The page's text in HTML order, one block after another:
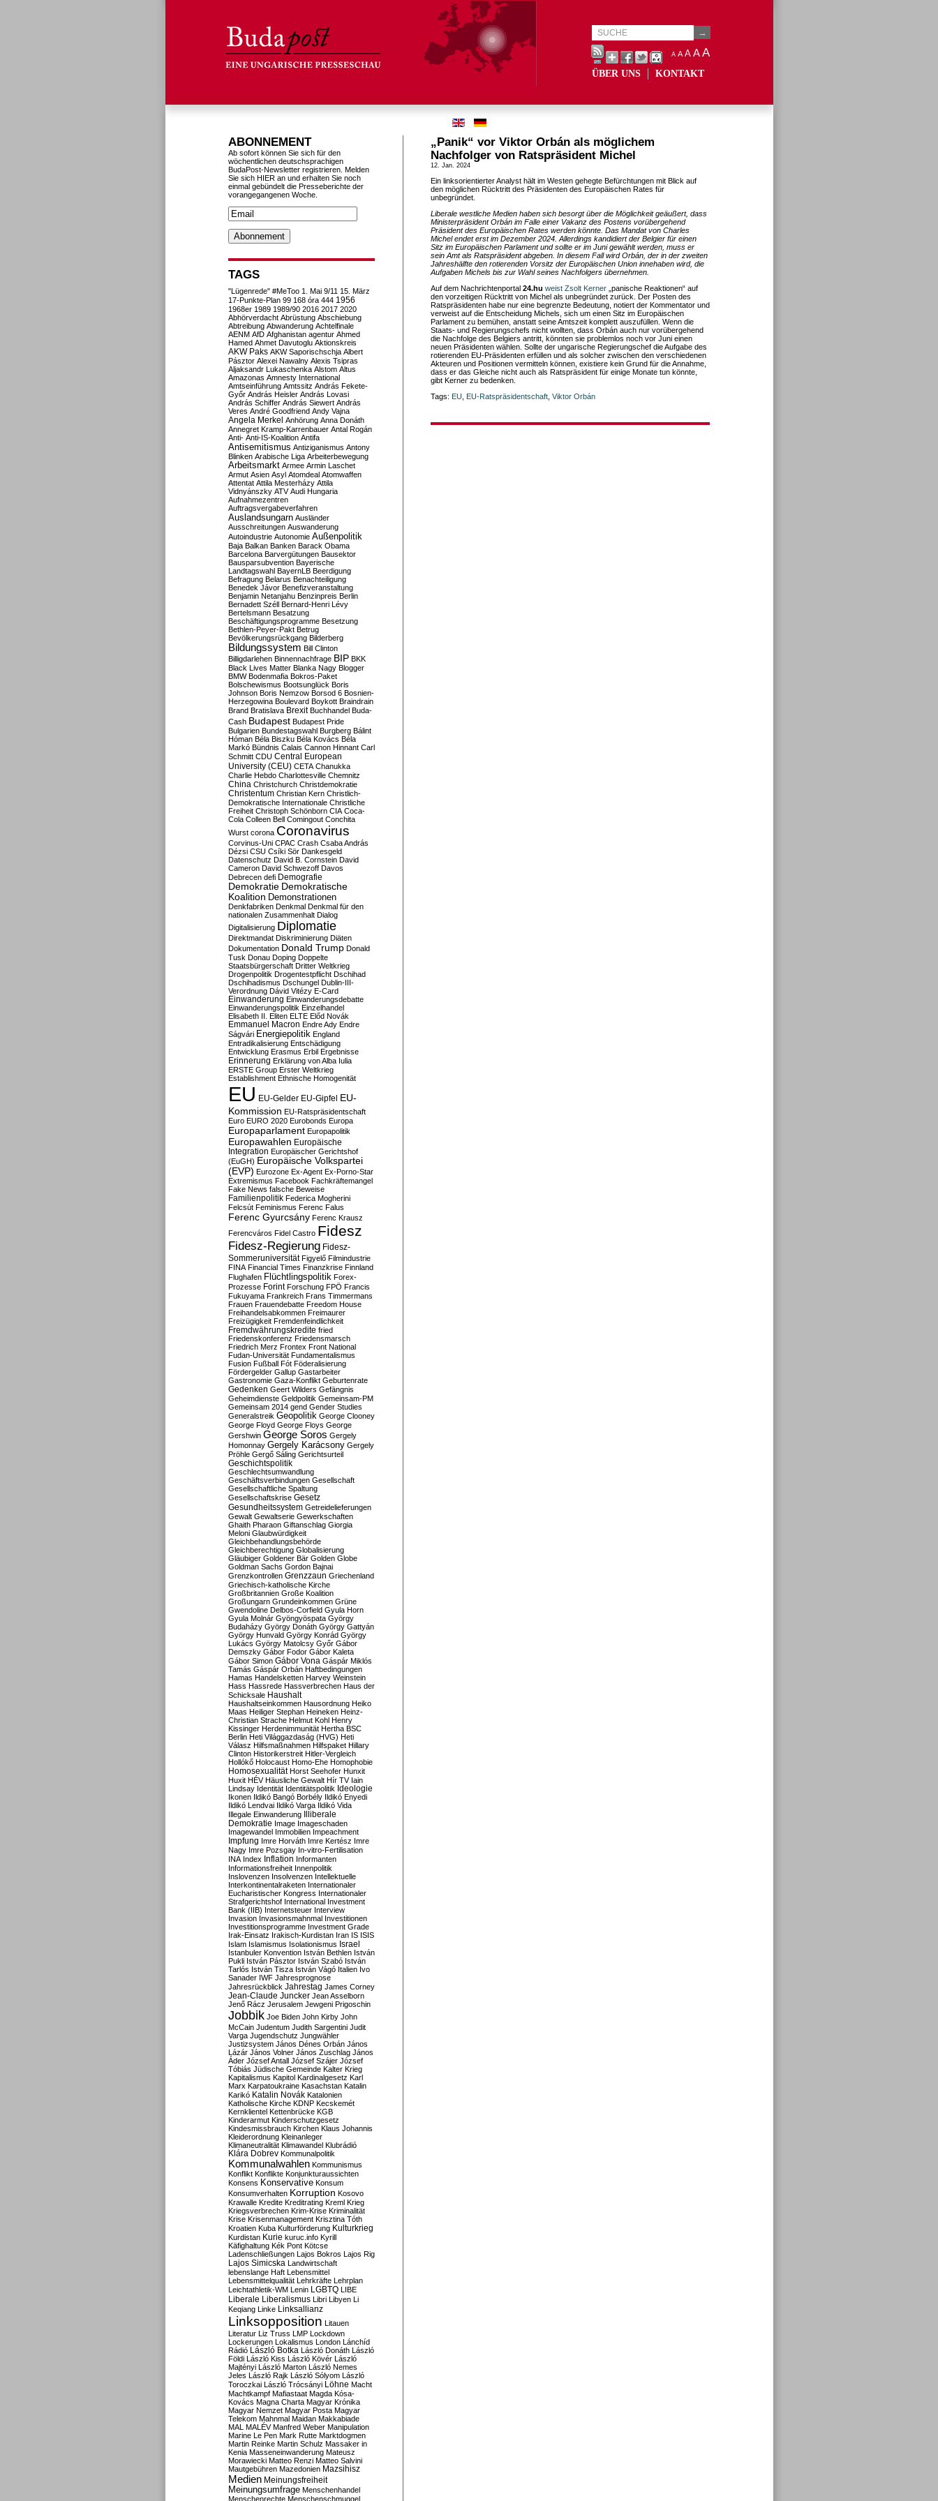
A A A AA
ÜBER UNS KONTAKT
„Panik“ vor Viktor Orbán als möglichem
Nachfolger von Ratspräsident Michel
12. Jan. 2024
Ein linksorientierter Analyst hält im Westen gehegte Befürchtungen mit Blick auf
den möglichen Rücktritt des Präsidenten des Europäischen Rates für
unbegründet.
Liberale westliche Medien haben sich besorgt über die Möglichkeit geäußert, dass
Ministerpräsident Orbán im Falle einer Vakanz des Postens vorübergehend
Präsident des Europäischen Rates werden könnte. Das Mandat von Charles
Michel endet erst im Dezember 2024. Allerdings kandidiert der Belgier für einen
Sitz im Europäischen Parlament und sollte er im Juni gewählt werden, muss er
sein Amt als Ratspräsident abgeben. In diesem Fall wird Orbán, der in der zweiten
Jahreshälfte den rotierenden Vorsitz der Europäischen Union innehaben wird, die
Aufgaben Michels bis zur Wahl seines Nachfolgers übernehmen.
Auf dem Nachrichtenportal 24.hu weist Zsolt Kerner „panische Reaktionen“ auf
den vorzeitigen Rücktritt von Michel als unbegründet zurück. Der Posten des
Ratspräsidenten habe nur eine begrenzte Bedeutung, notiert der Kommentator und
verweist auf die Entscheidung Michels, sich um einen Sitz im Europäischen
Parlament zu bemühen, anstatt seine Amtszeit komplett auszufüllen. Wenn die
Staats- und Regierungschefs nicht wollten, dass Orbán auch nur vorübergehend
die Nachfolge des Belgiers antritt, könnten sie problemlos noch vor Juni einen
neuen Präsidenten wählen. Sollte der ungarische Regierungschef die Aufgabe des
rotierenden EU-Präsidenten erfüllen und als solcher zwischen den verschiedenen
Akteuren und Positionen vermitteln können, existiere kein Grund für die Annahme,
dass er das Gleiche nicht auch als Ratspräsident für einige Monate tun könnte,
gibt Kerner zu bedenken.
Tags: EU EU-Ratspräsidentschaft Viktor Orbán
ABONNEMENT
Ab sofort können Sie sich für den
wöchentlichen deutschsprachigen
BudaPost-Newsletter registrieren. Melden
Sie sich HIER an und erhalten Sie noch
einmal gebündelt die Presseberichte der
vorangegangenen Woche.
TAGS
"Lügenrede" #MeToo 1. Mai 9/11 15. März
17-Punkte-Plan 99 168 óra 444 1956
1968er 1989 1989/90 2016 2017 2020
Abhörverdacht Abrüstung Abschiebung
Abtreibung Abwanderung Achtelfinale
AENM AfD Afghanistan agentur Ahmed
Hamed Ahmet Davutoglu Aktionskreis
AKW Paks AKW Saporischschja Albert
Pásztor Alexei Nawalny Alexis Tsipras
Aljaksandr Lukaschenka Alstom Altus
Amazonas Amnesty International
Amtseinführung Amtssitz András Fekete-
Győr András Heisler András Lovasi
András Schiffer András Siewert András
Veres André Goodfriend Andy Vajna
Angela Merkel Anhörung Anna Donáth
Annegret Kramp-Karrenbauer Antal Rogán
Anti- Anti-IS-Koalition Antifa
Antisemitismus Antiziganismus Antony
Blinken Arabische Liga Arbeiterbewegung
Arbeitsmarkt Armee Armin Laschet
Armut Asien Asyl Atomdeal Atomwaffen
Attentat Attila Mesterházy Attila
Vidnyánszky ATV Audi Hungaria
Aufnahmezentren
Auftragsvergabeverfahren
Auslandsungarn Ausländer
Ausschreitungen Auswanderung
Autoindustrie Autonomie Außenpolitik
Baja Balkan Banken Barack Obama
Barcelona Barvergütungen Bausektor
Bausparsubvention Bayerische
Landtagswahl BayernLB Beerdigung
Befragung Belarus Benachteiligung
Benedek Jávor Benefizveranstaltung
Benjamin Netanjahu Benzinpreis Berlin
Bernadett Széll Bernard-Henri Lévy
Bertelsmann Besatzung
Beschäftigungsprogramme Besetzung
Bethlen-Peyer-Pakt Betrug
Bevölkerungsrückgang Bilderberg
Bildungssystem Bill Clinton
Billigdarlehen Binnennachfrage BIP BKK
Black Lives Matter Blanka Nagy Blogger
BMW Bodenmafia Bokros-Paket
Bolschewismus Bootsunglück Boris
Johnson Boris Nemzow Borsod 6 Bosnien-
Herzegowina Boulevard Boykott Braindrain
Brand Bratislava Brexit Buchhandel Buda-
Cash Budapest Budapest Pride
Bulgarien Bundestagswahl Burgberg Bálint
Hóman Béla Biszku Béla Kovács Béla
Markó Bündnis Calais Cannon Hinnant Carl
Schmitt CDU Central European
University (CEU) CETA Chanukka
Charlie Hebdo Charlottesville Chemnitz
China Christchurch Christdemokratie
Christentum Christian Kern Christlich-
Demokratische Internationale Christliche
Freiheit Christoph Schönborn CIA Coca-
Cola Colleen Bell Comingout Conchita
Wurst corona Coronavirus
Corvinus-Uni CPAC Crash Csaba András
Dézsi CSU Csíki Sör Dankesgeld
Datenschutz David B. Cornstein David
Cameron David Schwezoff Davos
Debrecen defi Demografie
Demokratie Demokratische
Koalition Demonstrationen
Denkfabriken Denkmal Denkmal für den
nationalen Zusammenhalt Dialog
Digitalisierung Diplomatie
Direktmandat Diskriminierung Diäten
Dokumentation Donald Trump Donald
Tusk Donau Doping Doppelte
Staatsbürgerschaft Dritter Weltkrieg
Drogenpolitik Drogentestpflicht Dschihad
Dschihadismus Dschungel Dublin-III-
Verordnung Dávid Vitézy E-Card
Einwanderung Einwanderungsdebatte
Einwanderungspolitik Einzelhandel
Elisabeth II. Eliten ELTE Előd Novák
Emmanuel Macron Endre Ady Endre
Ságvári Energiepolitik England
Entradikalisierung Entschädigung
Entwicklung Erasmus Erbil Ergebnisse
Erinnerung Erklärung von Alba Iulia
ERSTE Group Erster Weltkrieg
Establishment Ethnische Homogenität
EU EU-Gelder EU-Gipfel EU-
Kommission EU-Ratspräsidentschaft
Euro EURO 2020 Eurobonds Europa
Europaparlament Europapolitik
Europawahlen Europäische
Integration Europäischer Gerichtshof
(EuGH) Europäische Volkspartei
(EVP) Eurozone Ex-Agent Ex-Porno-Star
Extremismus Facebook Fachkräftemangel
Fake News falsche Beweise
Familienpolitik Federica Mogherini
Felcsút Feminismus Ferenc Falus
Ferenc Gyurcsány Ferenc Krausz
Ferencváros Fidel Castro Fidesz
Fidesz-Regierung Fidesz-
Sommeruniversität Figyelő Filmindustrie
FINA Financial Times Finanzkrise Finnland
Flughafen Flüchtlingspolitik Forex-
Prozesse Forint Forschung FPÖ Francis
Fukuyama Frankreich Frans Timmermans
Frauen Frauendebatte Freedom House
Freihandelsabkommen Freimaurer
Freizügigkeit Fremdenfeindlichkeit
Fremdwährungskredite fried
Friedenskonferenz Friedensmarsch
Friedrich Merz Frontex Front National
Fudan-Universität Fundamentalismus
Fusion Fußball Fót Föderalisierung
Fördergelder Gallup Gastarbeiter
Gastronomie Gaza-Konflikt Geburtenrate
Gedenken Geert Wilders Gefängnis
Geheimdienste Geldpolitik Gemeinsam-PM
Gemeinsam 2014 gend Gender Studies
Generalstreik Geopolitik George Clooney
George Floyd George Floys George
Gershwin George Soros Gergely
Homonnay Gergely Karácsony Gergely
Pröhle Gergő Sáling Gerichtsurteil
Geschichtspolitik
Geschlechtsumwandlung
Geschäftsverbindungen Gesellschaft
Gesellschaftliche Spaltung
Gesellschaftskrise Gesetz
Gesundheitssystem Getreidelieferungen
Gewalt Gewaltserie Gewerkschaften
Ghaith Pharaon Giftanschlag Giorgia
Meloni Glaubwürdigkeit
Gleichbehandlungsbehörde
Gleichberechtigung Globalisierung
Gläubiger Goldener Bär Golden Globe
Goldman Sachs Gordon Bajnai
Grenzkontrollen Grenzzaun Griechenland
Griechisch-katholische Kirche
Großbritannien Große Koalition
Großungarn Grundeinkommen Grüne
Gwendoline Delbos-Corfield Gyula Horn
Gyula Molnár Gyöngyöspata György
Budaházy György Donáth György Gattyán
György Hunvald György Konrád György
Lukács György Matolcsy Győr Gábor
Demszky Gábor Fodor Gábor Kaleta
Gábor Simon Gábor Vona Gáspár Miklós
Tamás Gáspár Orbán Haftbedingungen
Hamas Handelsketten Harvey Weinstein
Hass Hassrede Hassverbrechen Haus der
Schicksale Haushalt
Haushaltseinkommen Hausordnung Heiko
Maas Heiliger Stephan Heineken Heinz-
Christian Strache Helmut Kohl Henry
Kissinger Herdenimmunität Hertha BSC
Berlin Heti Világgazdaság (HVG) Heti
Válasz Hilfsmaßnahmen Hilfspaket Hillary
Clinton Historikerstreit Hitler-Vergleich
Hollókő Holocaust Homo-Ehe Homophobie
Homosexualität Horst Seehofer Hunxit
Huxit HÉV Häusliche Gewalt Hír TV Iain
Lindsay Identität Identitätspolitik Ideologie
Ikonen Ildikó Bangó Borbély Ildikó Enyedi
Ildikó Lendvai Ildikó Varga Ildikó Vida
Illegale Einwanderung Illiberale
Demokratie Image Imageschaden
Imagewandel Immobilien Impeachment
Impfung Imre Horváth Imre Kertész Imre
Nagy Imre Pozsgay In-vitro-Fertilisation
INA Index Inflation Informanten
Informationsfreiheit Innenpolitik
Inslovenzen Insolvenzen Intellektuelle
Interkontinentalraketen Internationaler
Eucharistischer Kongress Internationaler
Strafgerichtshof International Investment
Bank (IIB) Internetsteuer Interview
Invasion Invasionsmahnmal Investitionen
Investitionsprogramme Investment Grade
Irak-Einsatz Irakisch-Kurdistan Iran IS ISIS
Islam Islamismus Isolationismus Israel
Istanbuler Konvention István Bethlen István
Pukli István Pásztor István Szabó István
Tarlós István Tisza István Vágó Italien Ivo
Sanader IWF Jahresprognose
Jahresrückblick Jahrestag James Corney
Jean-Claude Juncker Jean Asselborn
Jenő Rácz Jerusalem Jewgeni Prigoschin
Jobbik Joe Biden John Kirby John
McCain Judentum Judith Sargentini Judit
Varga Jugendschutz Jungwähler
Justizsystem János Dénes Orbán János
Lázár János Volner János Zuschlag János
Áder József Antall József Szájer József
Tóbiás Jüdische Gemeinde Kalter Krieg
Kapitalismus Kapitol Kardinalgesetz Karl
Marx Karpatoukraine Kasachstan Katalin
Karikó Katalin Novák Katalonien
Katholische Kirche KDNP Kecskemét
Kernklientel Kettenbrücke KGB
Kinderarmut Kinderschutzgesetz
Kindesmissbrauch Kirchen Klaus Johannis
Kleiderordnung Kleinanleger
Klimaneutralität Klimawandel Klubrádió
Klára Dobrev Kommunalpolitik
Kommunalwahlen Kommunismus
Konflikt Konflikte Konjunkturaussichten
Konsens Konservative Konsum
Konsumverhalten Korruption Kosovo
Krawalle Kredite Kreditrating Kreml Krieg
Kriegsverbrechen Krim-Krise Kriminalität
Krise Krisenmanagement Krisztina Tóth
Kroatien Kuba Kulturförderung Kulturkrieg
Kurdistan Kurie kuruc.info Kyrill
Käfighaltung Kék Pont Kötcse
Ladenschließungen Lajos Bokros Lajos Rig
Lajos Simicska Landwirtschaft
lebenslange Haft Lebensmittel
Lebensmittelqualität Lehrkräfte Lehrplan
Leichtathletik-WM Lenin LGBTQ LIBE
Liberale Liberalismus Libri Libyen Li
Keqiang Linke Linksallianz
Linksopposition Litauen
Literatur Liz Truss LMP Lockdown
Lockerungen Lokalismus London Lánchíd
Rádió
László Botka László Donáth László
Földi László Kiss László Kövér László
Majtényi László Marton László Nemes
Jeles László Rajk László Sólyom László
Toroczkai László Trócsányi Löhne Macht
Machtkampf Mafiastaat Magda Kósa-
Kovács Magna Charta Magyar Krónika
Magyar Nemzet Magyar Posta Magyar
Telekom Mahnmal Maidan Makkabiade
MAL MALÉV Manfred Weber Manipulation
Marine Le Pen Mark Rutte Marktdogmen
Martin Reinke Martin Schulz Massaker in
Kenia Masseneinwanderung Mateusz
Morawiecki Matteo Renzi Matteo Salvini
Mautgebühren Mazedonien Mazsihisz
Medien Meinungsfreiheit
Meinungsumfrage Menschenhandel
Menschenrechte Menschenschmuggel